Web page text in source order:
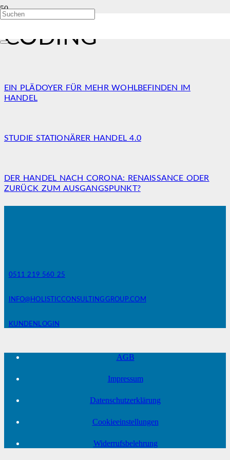
CODING
EIN PLÄDOYER FÜR MEHR WOHLBEFINDEN IM
HANDEL
STUDIE STATIONÄRER HANDEL 4.0
DER HANDEL NACH CORONA: RENAISSANCE ODER
ZURÜCK ZUM AUSGANGSPUNKT?
0511 219 560 25
INFO@HOLISTICCONSULTINGGROUP.COM
KUNDENLOGIN
AGB
Impressum
Datenschutzerklärung
Cookieeinstellungen
Widerrufsbelehrung